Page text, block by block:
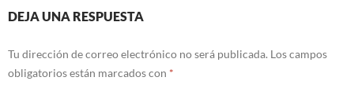
DEJA UNA RESPUESTA
Tu dirección de correo electrónico no será publicada. Los campos
obligatorios están marcados con *